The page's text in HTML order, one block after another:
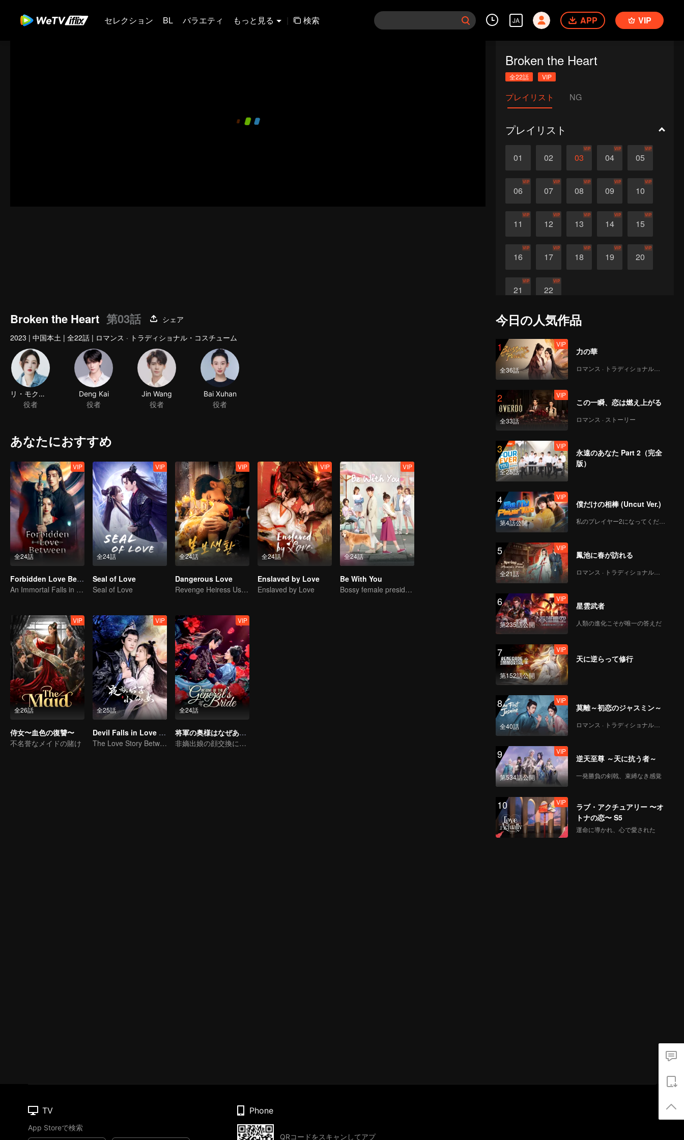
セレクション BL バラエティ もっと見る | 検索 JA APP VIP
Broken the Heart
全22話 VIP
プレイリスト NG
プレイリスト
01 02 03
VIP
04
VIP
05
VIP
06
VIP
07
VIP
08
VIP
09
VIP
10
VIP
11
VIP
12
VIP
13
VIP
14
VIP
15
VIP
16
VIP
17
VIP
18
VIP
19
VIP
20
VIP
21
VIP
22
VIP
Broken the Heart 第03話
シェア
2023 | 中国本土 | 全22話 | ロマンス · トラディショナル・コスチューム
リ・モクシン
役者
Deng Kai
役者
Jin Wang
役者
Bai Xuhan
役者
あなたにおすすめ
全24話
VIP
Forbidden Love Between
An Immortal Falls in Love With a Witch
全24話
VIP
Seal of Love
Seal of Love
全24話
VIP
Dangerous Love
Revenge Heiress Use Marriage as Bait to Wed into a Wealthy Family
全24話
VIP
Enslaved by Love
Enslaved by Love
全24話
VIP
Be With You
Bossy female president flirts with arrogant childe.
全26話
VIP
侍女〜血色の復讐〜
不名誉なメイドの賭け
全25話
VIP
Devil Falls in Love with Fairy
The Love Story Between a Lively Fairy and a Cold-faced Devil
全24話
VIP
将軍の奥様はなぜあのように
非嫡出娘の顔交換による復讐
今日の人気作品
1
全36話
VIP
力の華
ロマンス · トラディショナル・コスチューム
2
全33話
VIP
この一瞬、恋は燃え上がる
ロマンス · ストーリー
3
全25話
VIP
永遠のあなた Part 2（完全
版）
4
第4話公開
VIP
僕だけの相棒 (Uncut Ver.)
私のプレイヤー2になってください
5
全21話
VIP
鳳池に春が訪れる
ロマンス · トラディショナル・コスチューム
6
第235話公開
VIP
星雲武者
人類の進化こそが唯一の答えだ
7
第152話公開
VIP
天に逆らって修行
8
全40話
VIP
莫離～初恋のジャスミン～
ロマンス · トラディショナル・コスチューム
9
第534話公開
VIP
逆天至尊 ～天に抗う者～
一発勝負の剣戟、束縛なき感覚
10 VIP
ラブ・アクチュアリー 〜オ
トナの恋〜 S5
運命に導かれ、心で愛された
TV
App Storeで検索
Phone
QRコードをスキャンしてアプ